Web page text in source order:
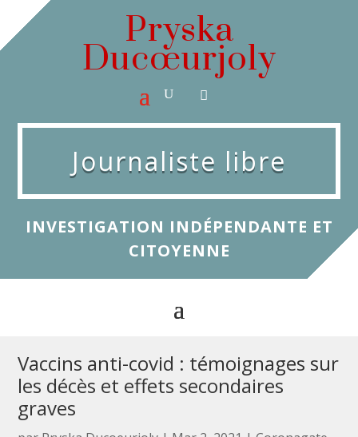
Pryska
Ducœurjoly
Journaliste libre
INVESTIGATION INDÉPENDANTE ET
CITOYENNE
Vaccins anti-covid : témoignages sur
les décès et effets secondaires
graves